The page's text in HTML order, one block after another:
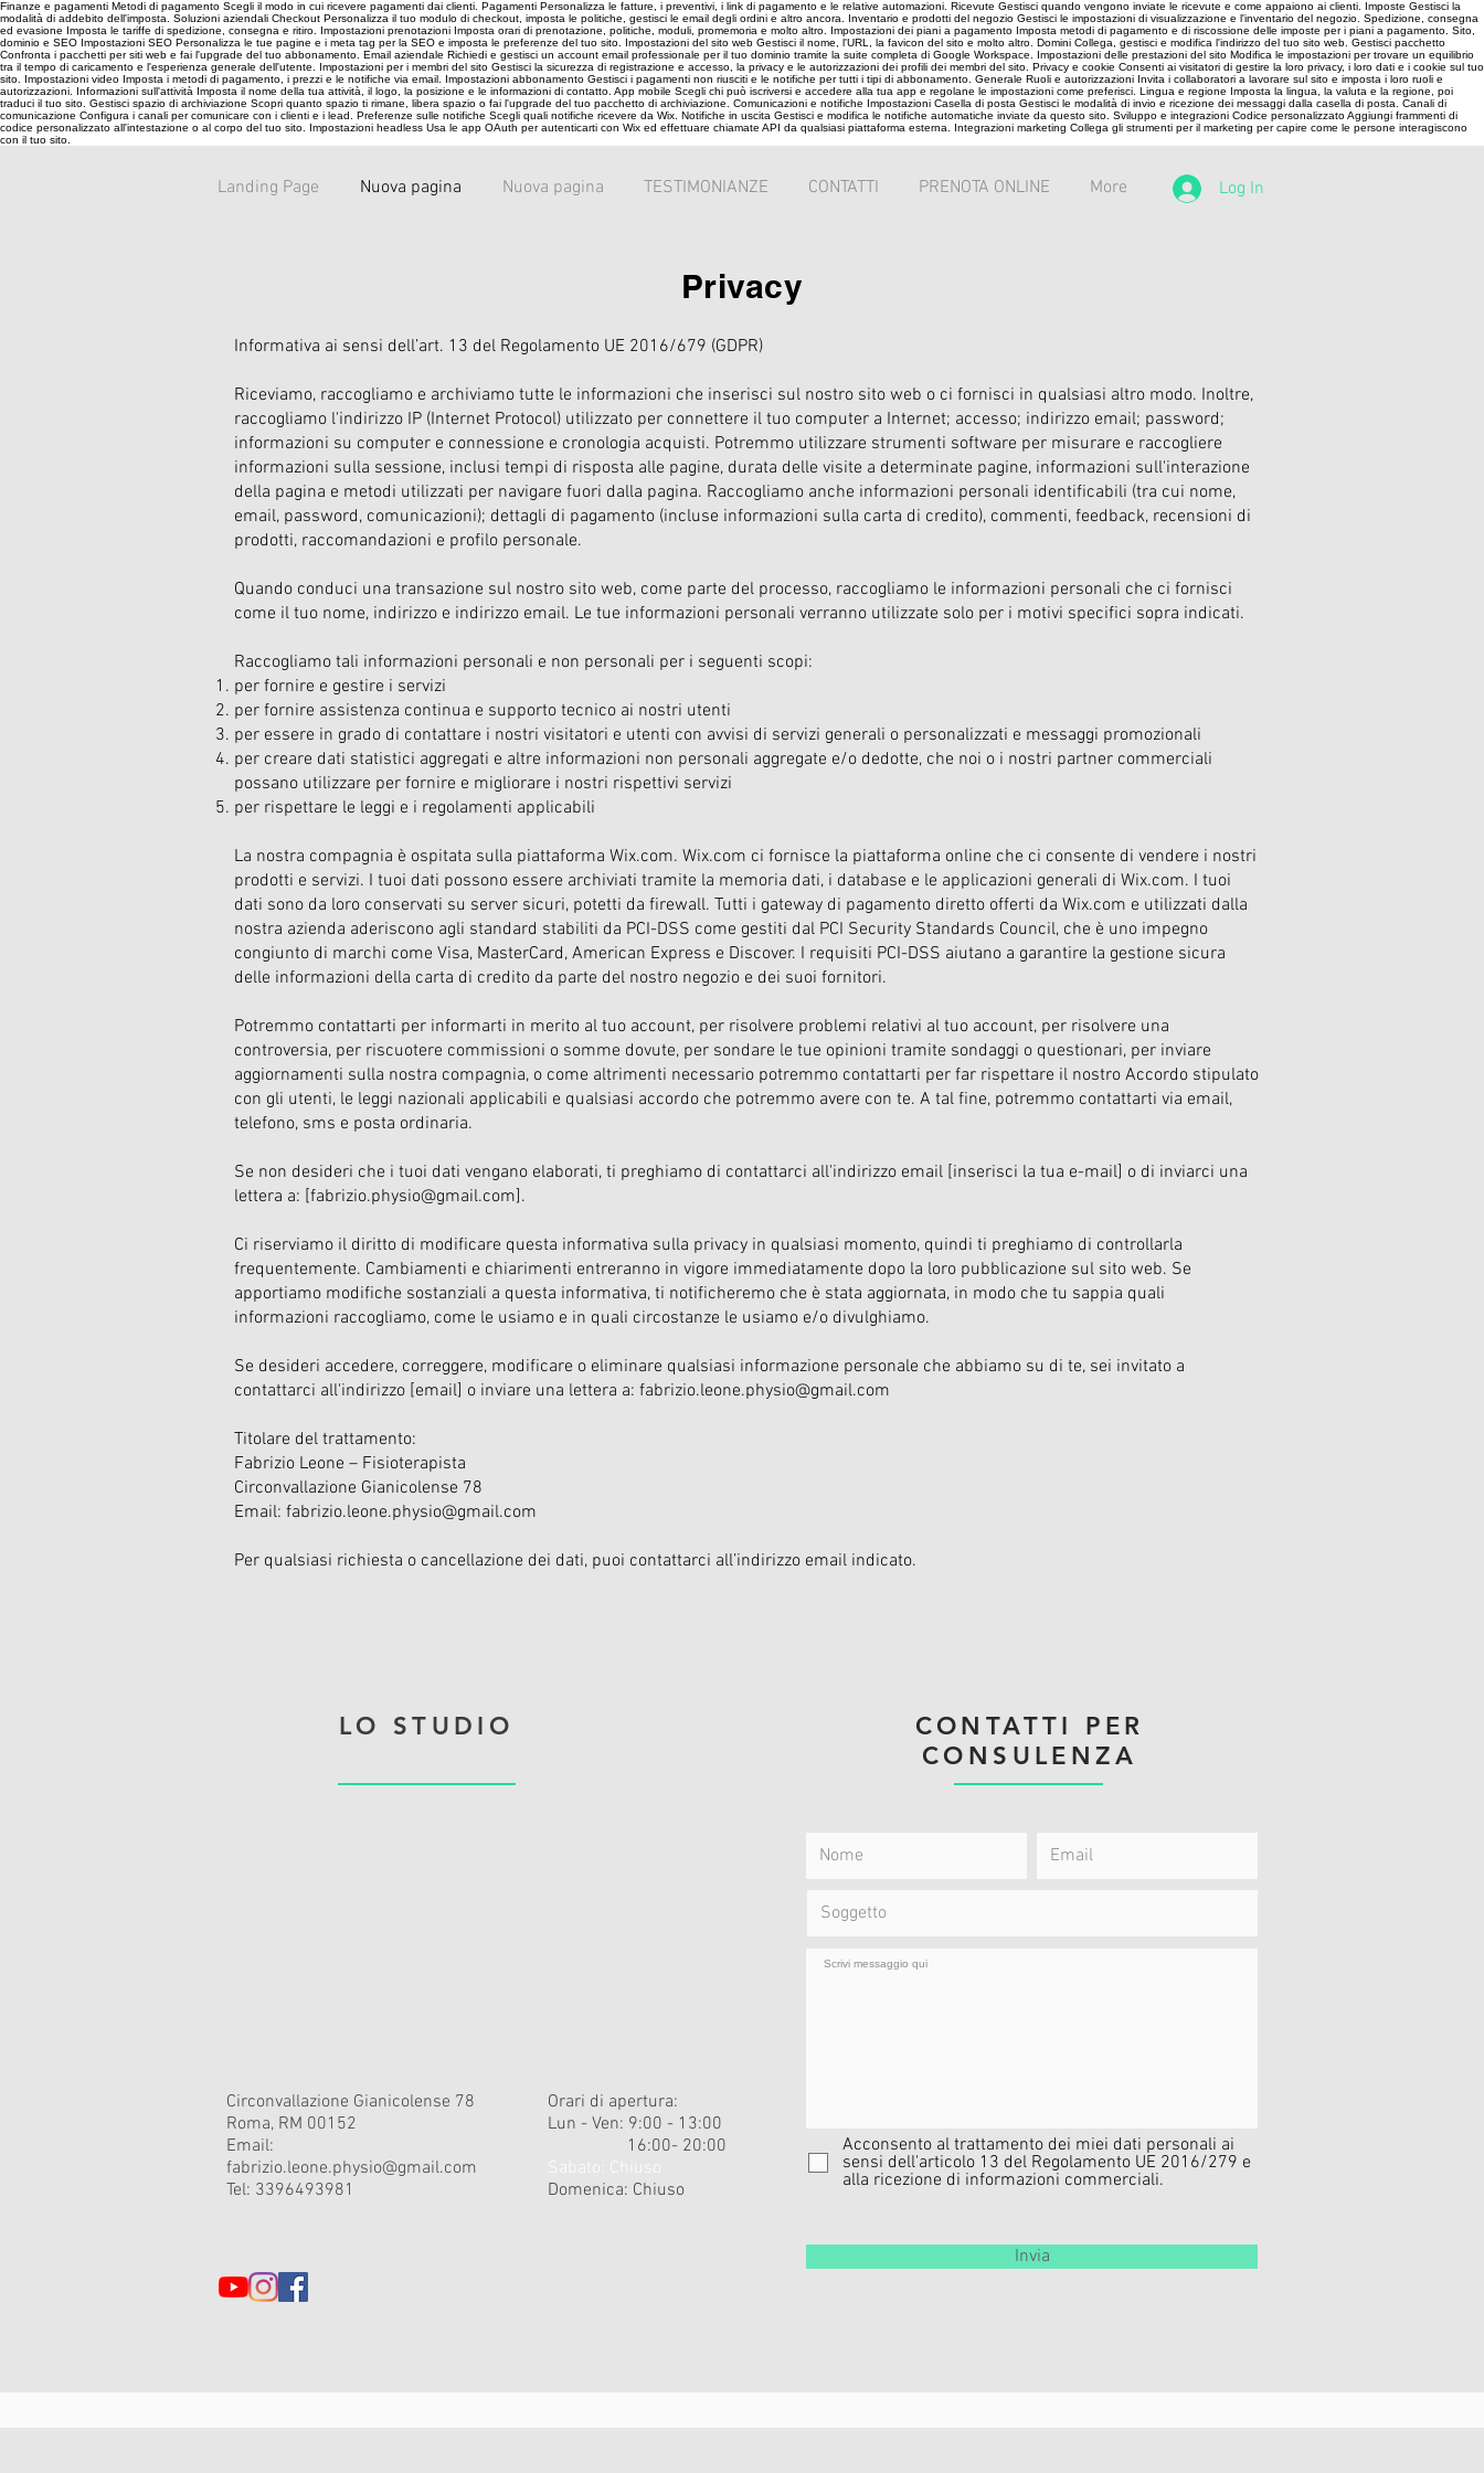
Finanze e pagamenti Metodi di pagamento Scegli il modo in cui ricevere pagamenti dai clienti. Pagamenti Personalizza le fatture, i preventivi, i link di pagamento e le relative automazioni. Ricevute Gestisci quando vengono inviate le ricevute e come appaiono ai clienti. Imposte Gestisci la
modalità di addebito dell'imposta. Soluzioni aziendali Checkout Personalizza il tuo modulo di checkout, imposta le politiche, gestisci le email degli ordini e altro ancora. Inventario e prodotti del negozio Gestisci le impostazioni di visualizzazione e l'inventario del negozio. Spedizione, consegna
ed evasione Imposta le tariffe di spedizione, consegna e ritiro. Impostazioni prenotazioni Imposta orari di prenotazione, politiche, moduli, promemoria e molto altro. Impostazioni dei piani a pagamento Imposta metodi di pagamento e di riscossione delle imposte per i piani a pagamento. Sito,
dominio e SEO Impostazioni SEO Personalizza le tue pagine e i meta tag per la SEO e imposta le preferenze del tuo sito. Impostazioni del sito web Gestisci il nome, l'URL, la favicon del sito e molto altro. Domini Collega, gestisci e modifica l'indirizzo del tuo sito web. Gestisci pacchetto
Confronta i pacchetti per siti web e fai l'upgrade del tuo abbonamento. Email aziendale Richiedi e gestisci un account email professionale per il tuo dominio tramite la suite completa di Google Workspace. Impostazioni delle prestazioni del sito Modifica le impostazioni per trovare un equilibrio
tra il tempo di caricamento e l'esperienza generale dell'utente. Impostazioni per i membri del sito Gestisci la sicurezza di registrazione e accesso, la privacy e le autorizzazioni dei profili dei membri del sito. Privacy e cookie Consenti ai visitatori di gestire la loro privacy, i loro dati e i cookie sul tuo
sito. Impostazioni video Imposta i metodi di pagamento, i prezzi e le notifiche via email. Impostazioni abbonamento Gestisci i pagamenti non riusciti e le notifiche per tutti i tipi di abbonamento. Generale Ruoli e autorizzazioni Invita i collaboratori a lavorare sul sito e imposta i loro ruoli e
autorizzazioni. Informazioni sull'attività Imposta il nome della tua attività, il logo, la posizione e le informazioni di contatto. App mobile Scegli chi può iscriversi e accedere alla tua app e regolane le impostazioni come preferisci. Lingua e regione Imposta la lingua, la valuta e la regione, poi
traduci il tuo sito. Gestisci spazio di archiviazione Scopri quanto spazio ti rimane, libera spazio o fai l'upgrade del tuo pacchetto di archiviazione. Comunicazioni e notifiche Impostazioni Casella di posta Gestisci le modalità di invio e ricezione dei messaggi dalla casella di posta. Canali di
comunicazione Configura i canali per comunicare con i clienti e i lead. Preferenze sulle notifiche Scegli quali notifiche ricevere da Wix. Notifiche in uscita Gestisci e modifica le notifiche automatiche inviate da questo sito. Sviluppo e integrazioni Codice personalizzato Aggiungi frammenti di
codice personalizzato all'intestazione o al corpo del tuo sito. Impostazioni headless Usa le app OAuth per autenticarti con Wix ed effettuare chiamate API da qualsiasi piattaforma esterna. Integrazioni marketing Collega gli strumenti per il marketing per capire come le persone interagiscono
con il tuo sito.
Landing Page Nuova pagina Nuova pagina TESTIMONIANZE CONTATTI PRENOTA ONLINE More Log In
Privacy
Informativa ai sensi dell’art. 13 del Regolamento UE 2016/679 (GDPR)
Riceviamo, raccogliamo e archiviamo tutte le informazioni che inserisci sul nostro sito web o ci fornisci in qualsiasi altro modo. Inoltre,
raccogliamo l'indirizzo IP (Internet Protocol) utilizzato per connettere il tuo computer a Internet; accesso; indirizzo email; password;
informazioni su computer e connessione e cronologia acquisti. Potremmo utilizzare strumenti software per misurare e raccogliere
informazioni sulla sessione, inclusi tempi di risposta alle pagine, durata delle visite a determinate pagine, informazioni sull'interazione
della pagina e metodi utilizzati per navigare fuori dalla pagina. Raccogliamo anche informazioni personali identificabili (tra cui nome,
email, password, comunicazioni); dettagli di pagamento (incluse informazioni sulla carta di credito), commenti, feedback, recensioni di
prodotti, raccomandazioni e profilo personale.
Quando conduci una transazione sul nostro sito web, come parte del processo, raccogliamo le informazioni personali che ci fornisci
come il tuo nome, indirizzo e indirizzo email. Le tue informazioni personali verranno utilizzate solo per i motivi specifici sopra indicati.
Raccogliamo tali informazioni personali e non personali per i seguenti scopi:
per fornire e gestire i servizi
per fornire assistenza continua e supporto tecnico ai nostri utenti
per essere in grado di contattare i nostri visitatori e utenti con avvisi di servizi generali o personalizzati e messaggi promozionali
per creare dati statistici aggregati e altre informazioni non personali aggregate e/o dedotte, che noi o i nostri partner commerciali
possano utilizzare per fornire e migliorare i nostri rispettivi servizi
per rispettare le leggi e i regolamenti applicabili
La nostra compagnia è ospitata sulla piattaforma Wix.com. Wix.com ci fornisce la piattaforma online che ci consente di vendere i nostri
prodotti e servizi. I tuoi dati possono essere archiviati tramite la memoria dati, i database e le applicazioni generali di Wix.com. I tuoi
dati sono da loro conservati su server sicuri, potetti da firewall. Tutti i gateway di pagamento diretto offerti da Wix.com e utilizzati dalla
nostra azienda aderiscono agli standard stabiliti da PCI-DSS come gestiti dal PCI Security Standards Council, che è uno impegno
congiunto di marchi come Visa, MasterCard, American Express e Discover. I requisiti PCI-DSS aiutano a garantire la gestione sicura
delle informazioni della carta di credito da parte del nostro negozio e dei suoi fornitori.
Potremmo contattarti per informarti in merito al tuo account, per risolvere problemi relativi al tuo account, per risolvere una
controversia, per riscuotere commissioni o somme dovute, per sondare le tue opinioni tramite sondaggi o questionari, per inviare
aggiornamenti sulla nostra compagnia, o come altrimenti necessario potremmo contattarti per far rispettare il nostro Accordo stipulato
con gli utenti, le leggi nazionali applicabili e qualsiasi accordo che potremmo avere con te. A tal fine, potremmo contattarti via email,
telefono, sms e posta ordinaria.
Se non desideri che i tuoi dati vengano elaborati, ti preghiamo di contattarci all'indirizzo email [inserisci la tua e-mail] o di inviarci una
lettera a: [fabrizio.physio@gmail.com].
Ci riserviamo il diritto di modificare questa informativa sulla privacy in qualsiasi momento, quindi ti preghiamo di controllarla
frequentemente. Cambiamenti e chiarimenti entreranno in vigore immediatamente dopo la loro pubblicazione sul sito web. Se
apportiamo modifiche sostanziali a questa informativa, ti notificheremo che è stata aggiornata, in modo che tu sappia quali
informazioni raccogliamo, come le usiamo e in quali circostanze le usiamo e/o divulghiamo.
Se desideri accedere, correggere, modificare o eliminare qualsiasi informazione personale che abbiamo su di te, sei invitato a
contattarci all'indirizzo [email] o inviare una lettera a: fabrizio.leone.physio@gmail.com
Titolare del trattamento:
Fabrizio Leone – Fisioterapista
Circonvallazione Gianicolense 78
Email: fabrizio.leone.physio@gmail.com
Per qualsiasi richiesta o cancellazione dei dati, puoi contattarci all’indirizzo email indicato.
LO STUDIO
Circonvallazione Gianicolense 78
Roma, RM 00152
Email:
fabrizio.leone.physio@gmail.com
Tel: 3396493981
Orari di apertura:
Lun - Ven: 9:00 - 13:00
16:00- 20:00
​​Sabato: Chiuso ​
Domenica: Chiuso
CONTATTI PER
CONSULENZA
Acconsento al trattamento dei miei dati personali ai
sensi dell'articolo 13 del Regolamento UE 2016/279 e
alla ricezione di informazioni commerciali.
Invia